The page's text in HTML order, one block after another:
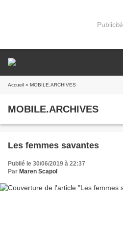
Publicité
Accueil » MOBILE.ARCHIVES
MOBILE.ARCHIVES
Les femmes savantes
Publié le 30/06/2019 à 22:37
Par Maren Scapol